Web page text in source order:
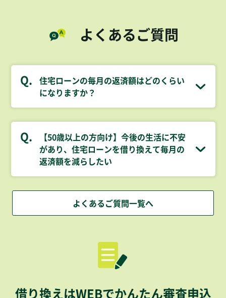
よくあるご質問
Q.
住宅ローンの毎月の返済額はどのくらい
になりますか？
Q.
【50歳以上の方向け】今後の生活に不安
があり、住宅ローンを借り換えて毎月の
返済額を減らしたい
よくあるご質問一覧へ
借り換えはWEBでかんたん審査申込